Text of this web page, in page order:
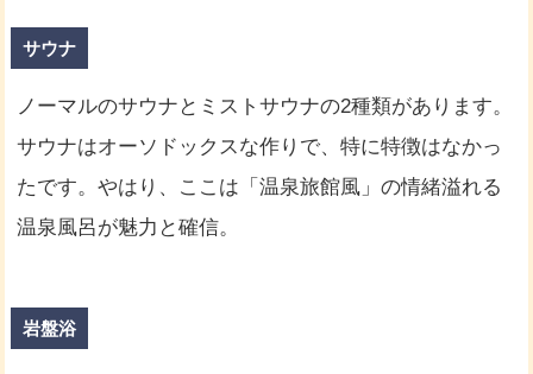
サウナ
ノーマルのサウナとミストサウナの2種類があります。
サウナはオーソドックスな作りで、特に特徴はなかっ
たです。やはり、ここは「温泉旅館風」の情緒溢れる
温泉風呂が魅力と確信。
岩盤浴